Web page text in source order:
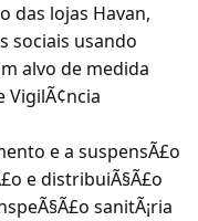
das lojas Havan,
sociais usando
alvo de medida
VigilÃ¢ncia
e a suspensÃ£o
e distribuiÃ§Ã£o
sanitÃ¡ria